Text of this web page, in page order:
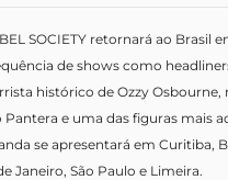
SOCIETY retornará ao Brasil
de shows como
histórico de Ozzy
e uma das figuras mais
se apresentará em Curitiba,
Janeiro, São Paulo e Limeira.